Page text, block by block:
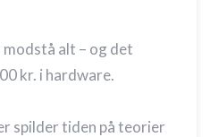
alt – og det
kr. i hardware.
spilder tiden på teorier